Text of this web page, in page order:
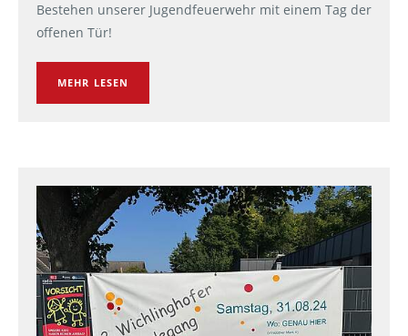
Bestehen unserer Jugendfeuerwehr mit einem Tag der
offenen Tür!
MEHR LESEN